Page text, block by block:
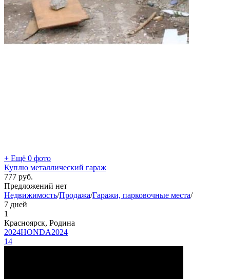
+ Ещё 0 фото
Куплю металлический гараж
777 руб.
Предложений нет
Недвижимость/Продажа/Гаражи, парковочные места/
7 дней
1
Красноярск, Родина
2024HONDA2024
14